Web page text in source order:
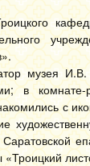
музея
в комнате-
с